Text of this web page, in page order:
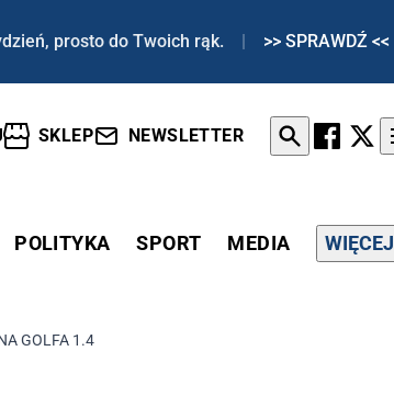
prosto do Twoich rąk. | >> SPRAWDŹ <<
SKLEP NEWSLETTER
POLITYKA SPORT MEDIA WIĘCEJ
GOLFA 1.4 TSI EHYBRID